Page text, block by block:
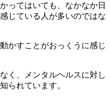
ってはいても、なかなか日
じている人が多いのではな
かすことがおっくうに感じ
く、メンタルヘルスに対し
られています。